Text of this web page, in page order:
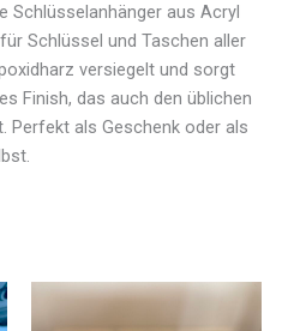
Schlüsselanhänger aus Acryl
Schlüssel und Taschen aller
versiegelt und sorgt
Finish, das auch den üblichen
Perfekt als Geschenk oder als